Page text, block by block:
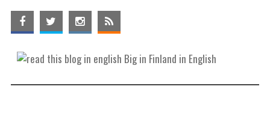
Big in Finland in English